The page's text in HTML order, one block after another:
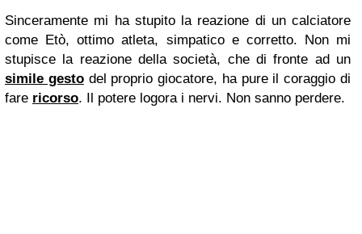
Sinceramente mi ha stupito la reazione di un calciatore
come Etò, ottimo atleta, simpatico e corretto. Non mi
stupisce la reazione della società, che di fronte ad un
simile gestodel proprio giocatore, ha pure il coraggio di
fare ricorso. Il potere logora i nervi. Non sanno perdere.